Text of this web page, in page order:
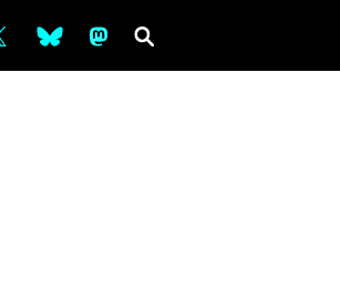
bsky ms